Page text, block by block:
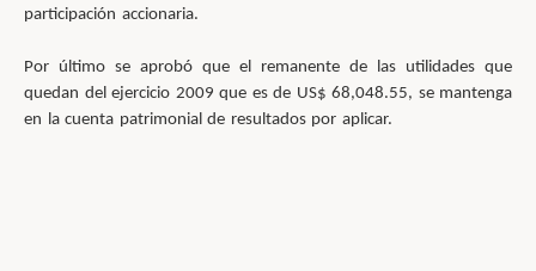
participación accionaria.
Por último se aprobó que el remanente de las utilidades que
quedan del ejercicio 2009 que es de US$ 68,048.55, se mantenga
en la cuenta patrimonial de resultados por aplicar.